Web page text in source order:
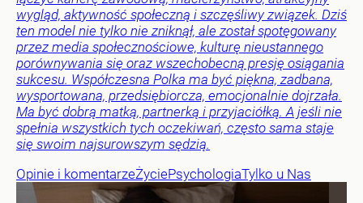
wygląd, aktywność społeczną i szczęśliwy związek. Dziś
ten model nie tylko nie zniknął, ale został spotęgowany
przez media społecznościowe, kulturę nieustannego
porównywania się oraz wszechobecną presję osiągania
sukcesu. Współczesna Polka ma być piękna, zadbana,
wysportowana, przedsiębiorcza, emocjonalnie dojrzała.
Ma być dobrą matką, partnerką i przyjaciółką. A jeśli nie
spełnia wszystkich tych oczekiwań, często sama staje
się swoim najsurowszym sędzią.
Opinie i komentarzeŻyciePsychologiaTylko u Nas